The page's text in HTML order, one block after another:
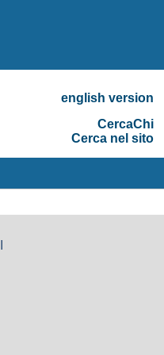
english version
CercaChi
Cerca nel sito